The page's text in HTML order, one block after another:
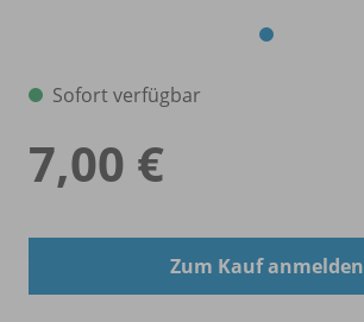
Sofort verfügbar
7,00 €
Zum Kauf anmelden